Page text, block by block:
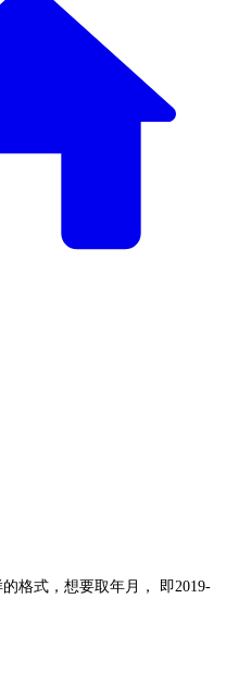
格式，想要取年月， 即2019-